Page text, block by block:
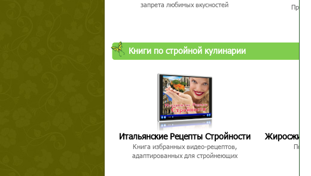
запрета любимых вкусностей
Книги по стройной кулинарии
Итальянские Рецепты Стройности
Книга избранных видео-рецептов,
адаптированных для стройнеющих